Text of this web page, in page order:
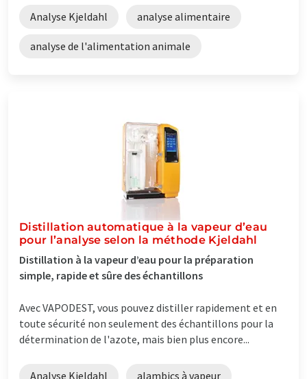
Analyse Kjeldahl analyse alimentaire
analyse de l'alimentation animale
Distillation automatique à la vapeur d’eau
pour l’analyse selon la méthode Kjeldahl
Distillation à la vapeur d’eau pour la préparation
simple, rapide et sûre des échantillons
Avec VAPODEST, vous pouvez distiller rapidement et en
toute sécurité non seulement des échantillons pour la
détermination de l'azote, mais bien plus encore...
Analyse Kjeldahl alambics à vapeur